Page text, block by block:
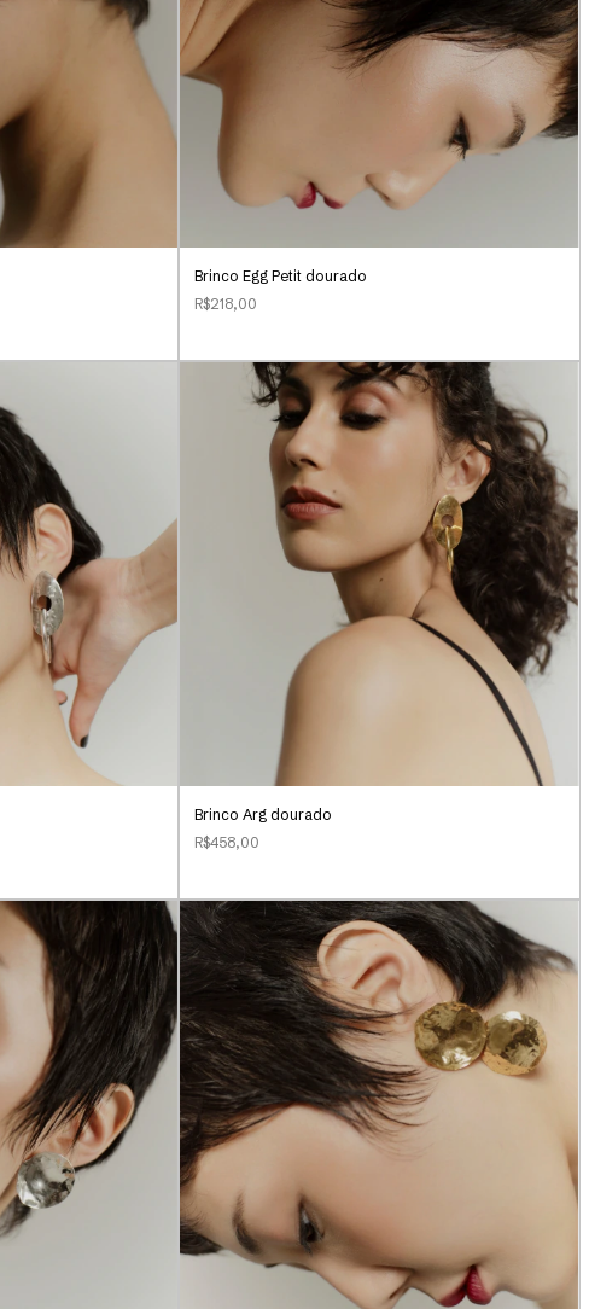
Brinco Egg Petit dourado
R$218,00
Brinco Arg dourado
R$458,00